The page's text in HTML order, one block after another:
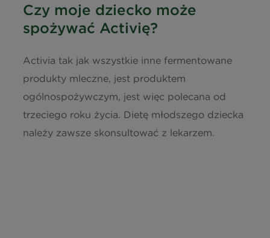
Czy moje dziecko może
spożywać Activię?
Activia tak jak wszystkie inne fermentowane
produkty mleczne, jest produktem
ogólnospożywczym, jest więc polecana od
trzeciego roku życia. Dietę młodszego dziecka
należy zawsze skonsultować z lekarzem.